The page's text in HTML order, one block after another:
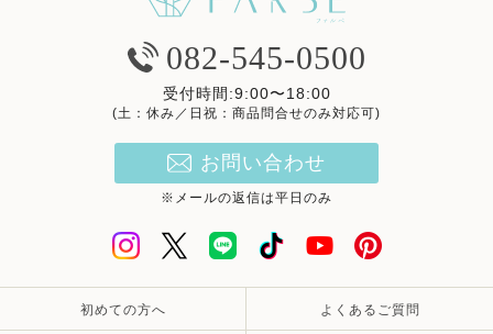
082-545-0500
受付時間:9:00〜18:00
(土：休み／日祝：商品問合せのみ対応可)
お問い合わせ
※メールの返信は平日のみ
初めての方へ よくあるご質問